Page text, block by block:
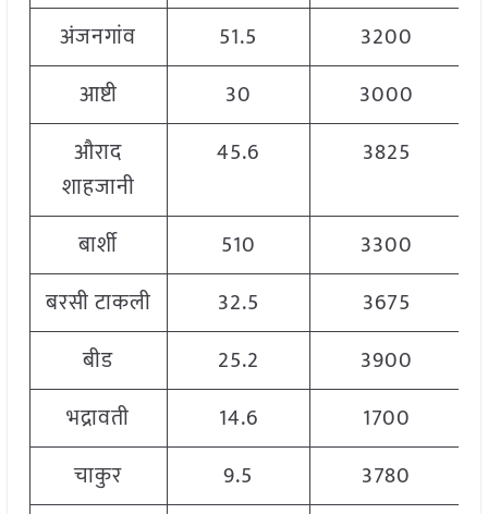
अंजनगांव
51.5
3200
आष्टी
30
3000
औराद
शाहजानी
45.6 3825
बार्शी 510
3300
बरसी टाकली
32.5
3675
बीड
25.2
3900
भद्रावती
14.6
1700
चाकुर
9.5
3780